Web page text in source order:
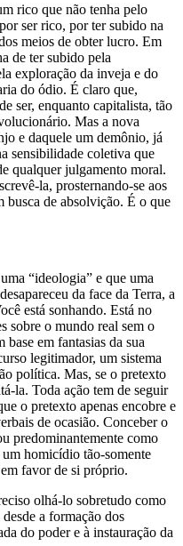
rico que não tenha pelo
ser rico, por ter subido na
meios de obter lucro. Em
de ter subido pela
exploração da inveja e do
do ódio. É claro que,
ser, enquanto capitalista, tão
Mas a nova
e daquele um demônio, já
sensibilidade coletiva que
qualquer julgamento moral.
la, prosternando-se aos
busca de absolvição. É o que
“ideologia” e que uma
da face da Terra, a
está sonhando. Está no
sobre o mundo real sem o
em fantasias da sua
legitimador, um sistema
política. Mas, se o pretexto
la. Toda ação tem de seguir
o pretexto apenas encobre e
de ocasião. Conceber o
predominantemente como
homicídio tão-somente
em favor de si próprio.
olhá-lo sobretudo como
a formação dos
do poder e à instauração da